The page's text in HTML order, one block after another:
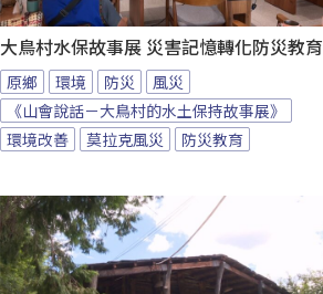
大鳥村水保故事展 災害記憶轉化防災教育
原鄉 環境 防災
風災
《山會說話－大鳥村的水土保持故事展》
環境改善
莫拉克風災 防災教育